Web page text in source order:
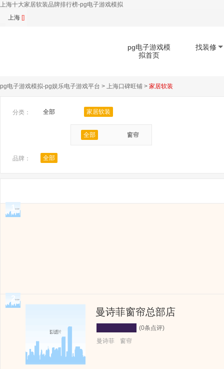
上海十大家居软装品牌排行榜-pg电子游戏模拟
上海 []
pg电子游戏模
拟首页
找装修
pg电子游戏模拟-pg娱乐电子游戏平台 > 上海口碑旺铺 > 家居软装
分类： 全部 家居软装
全部 窗帘
品牌： 全部
1
2
曼诗菲窗帘总部店
(0条点评)
曼诗菲
窗帘